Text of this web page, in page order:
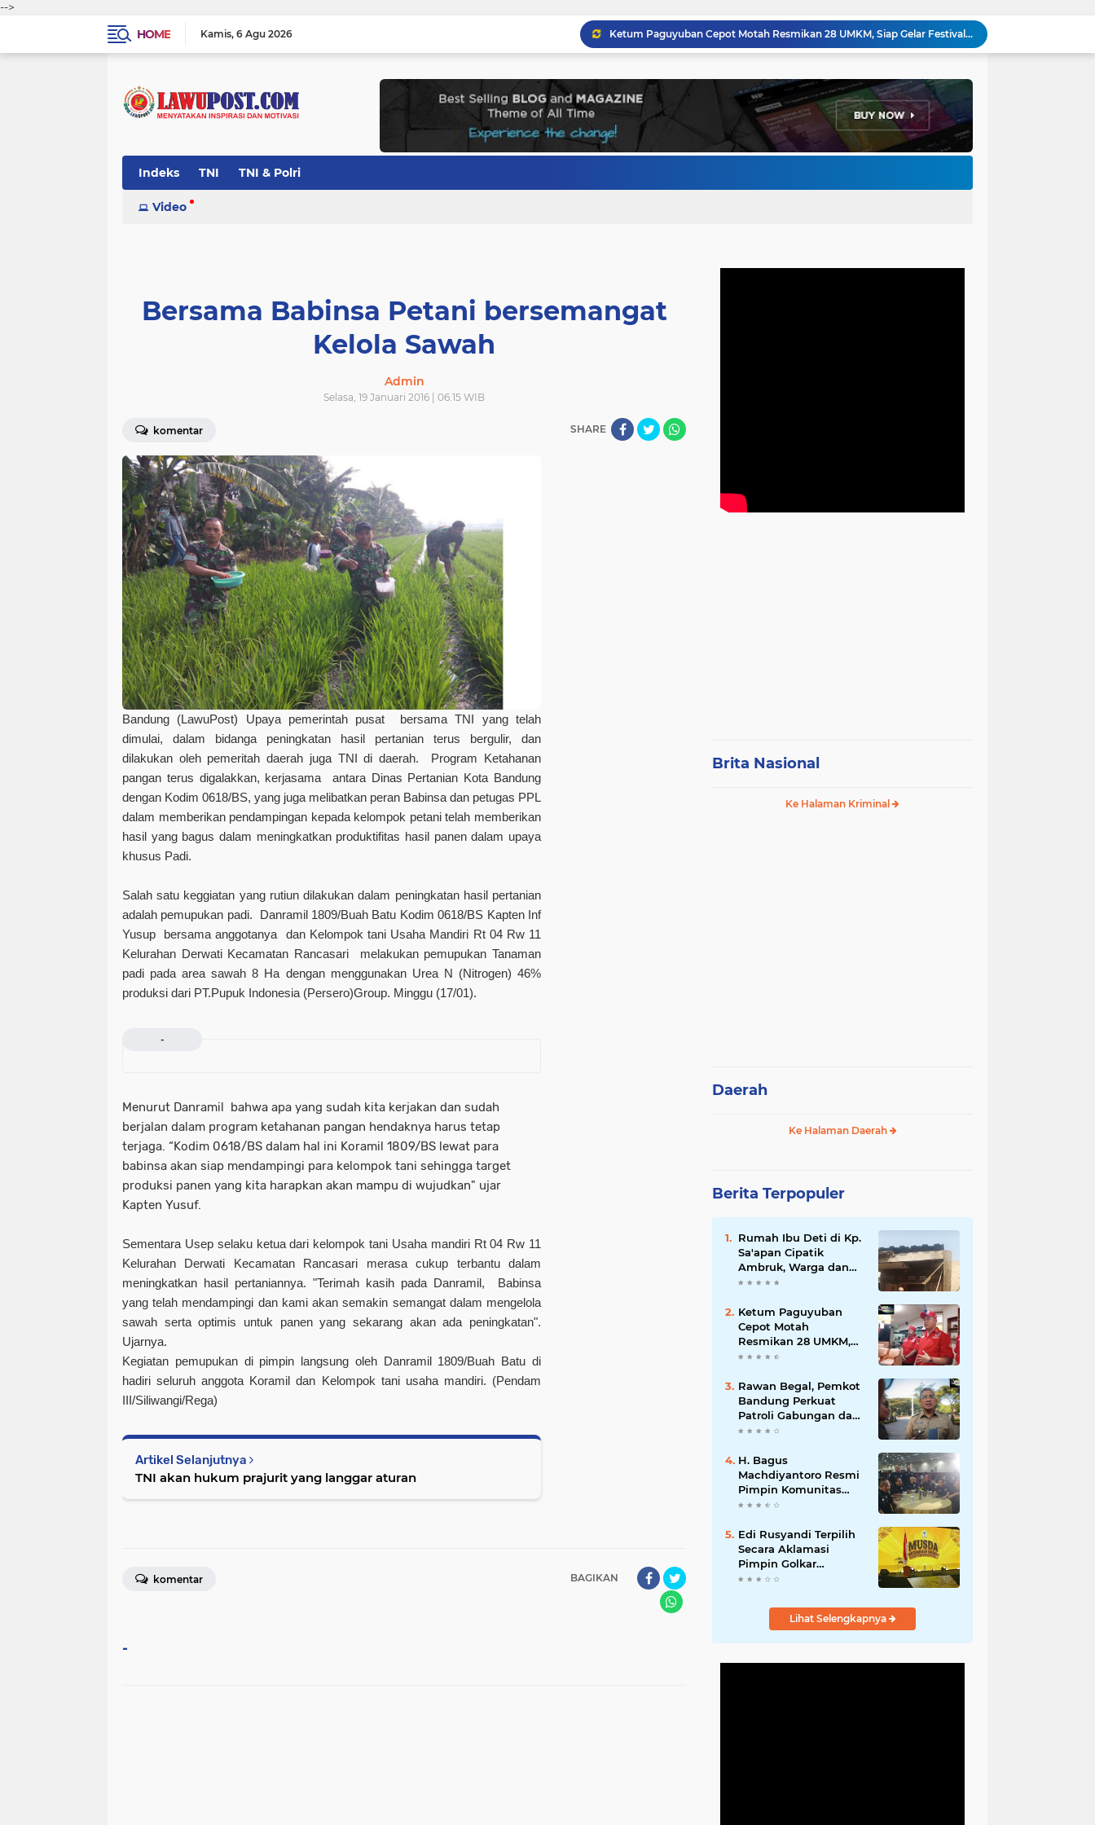
-->
HOME
Kamis 6 Agu 2026
Ketum Paguyuban Cepot Motah Resmikan 28 UMKM, Siap Gelar Festival Budaya dan UMKM di Jalan Braga
Edi Rusyandi Terpilih Secara Aklamasi Pimpin Golkar Bandung Barat, Tonggak Baru Kepemimpinan Harmonis "Turun Ranjang"
Bupati Jeje Ritchie Ismail Rotasikan Kadishub dan Kadisbudpar, Serta Lantik Ratusan ASN Bandung Barat
Pemkot Bandung Siagakan Distribusi Air Bersih Hadapi Dampak Musim Kemarau
Pemkot Bandung Gandeng Big Bad Wolf Hadirkan Festival Literasi Pages and Plates
Indeks TNI TNI & Polri
Video
Bersama Babinsa Petani bersemangat
Kelola Sawah
Admin
Selasa, 19 Januari 2016 | 06.15 WIB
komentar SHARE
Bandung (LawuPost) Upaya pemerintah pusat bersama TNI yang telah
dimulai, dalam bidanga peningkatan hasil pertanian terus bergulir, dan
dilakukan oleh pemeritah daerah juga TNI di daerah. Program Ketahanan
pangan terus digalakkan, kerjasama antara Dinas Pertanian Kota Bandung
dengan Kodim 0618/BS, yang juga melibatkan peran Babinsa dan petugas PPL
dalam memberikan pendampingan kepada kelompok petani telah memberikan
hasil yang bagus dalam meningkatkan produktifitas hasil panen dalam upaya
khusus Padi.
Salah satu keggiatan yang rutiun dilakukan dalam peningkatan hasil pertanian
adalah pemupukan padi. Danramil 1809/Buah Batu Kodim 0618/BS Kapten Inf
Yusup bersama anggotanya dan Kelompok tani Usaha Mandiri Rt 04 Rw 11
Kelurahan Derwati Kecamatan Rancasari melakukan pemupukan Tanaman
padi pada area sawah 8 Ha dengan menggunakan Urea N (Nitrogen) 46%
produksi dari PT.Pupuk Indonesia (Persero)Group. Minggu (17/01).
-
Menurut Danramil bahwa apa yang sudah kita kerjakan dan sudah
berjalan dalam program ketahanan pangan hendaknya harus tetap
terjaga. “Kodim 0618/BS dalam hal ini Koramil 1809/BS lewat para
babinsa akan siap mendampingi para kelompok tani sehingga target
produksi panen yang kita harapkan akan mampu di wujudkan" ujar
Kapten Yusuf.
Sementara Usep selaku ketua dari kelompok tani Usaha mandiri Rt 04 Rw 11
Kelurahan Derwati Kecamatan Rancasari merasa cukup terbantu dalam
meningkatkan hasil pertaniannya. "Terimah kasih pada Danramil, Babinsa
yang telah mendampingi dan kami akan semakin semangat dalam mengelola
sawah serta optimis untuk panen yang sekarang akan ada peningkatan".
Ujarnya.
Kegiatan pemupukan di pimpin langsung oleh Danramil 1809/Buah Batu di
hadiri seluruh anggota Koramil dan Kelompok tani usaha mandiri. (Pendam
III/Siliwangi/Rega)
Artikel Selanjutnya
TNI akan hukum prajurit yang langgar aturan
BAGIKAN
komentar
-
Brita Nasional
Ke Halaman Kriminal
Daerah
Ke Halaman Daerah
Berita Terpopuler
Rumah Ibu Deti di Kp.
Sa'apan Cipatik
Ambruk, Warga dan
Pemdes Sigap Bantu
Ketum Paguyuban
Cepot Motah
Resmikan 28 UMKM,
Siap Gelar Festival
Jalan Braga
Rawan Begal, Pemkot
Bandung Perkuat
Patroli Gabungan dan
Pengawasan Digital
H. Bagus
Machdiyantoro Resmi
Pimpin Komunitas
BBC Periode 2026–
Solidaritas dan
Hadirkan Program
Nyata untuk
Masyarakat
Edi Rusyandi Terpilih
Secara Aklamasi
Pimpin Golkar
Bandung Barat,
Kepemimpinan
Harmonis "TurunLihat Selengkapnya